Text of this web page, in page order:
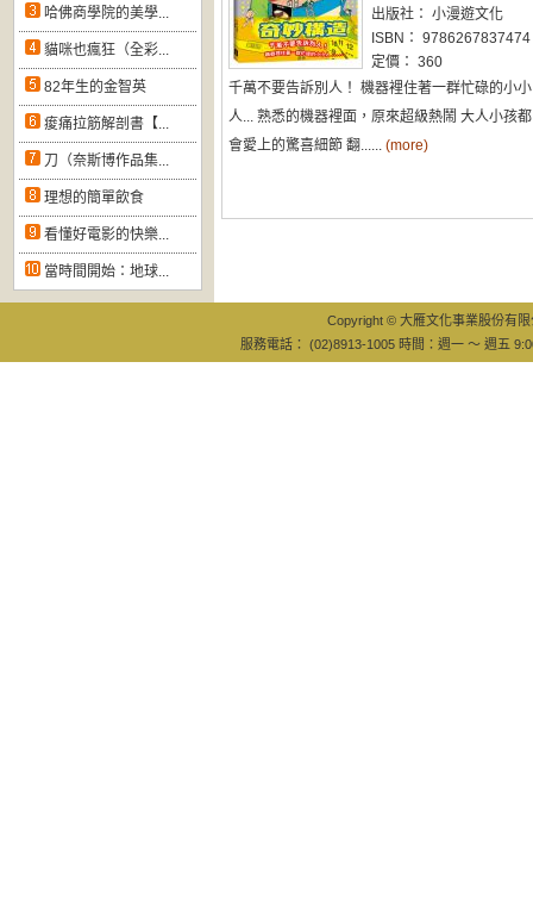
哈佛商學院的美學...
貓咪也瘋狂（全彩...
82年生的金智英
痠痛拉筋解剖書【...
刀（奈斯博作品集...
理想的簡單飲食
看懂好電影的快樂...
當時間開始：地球...
出版社： 小漫遊文化
ISBN： 9786267837474
定價： 360
千萬不要告訴別人！ 機器裡住著一群忙碌的小小
人... 熟悉的機器裡面，原來超級熱鬧 大人小孩都
會愛上的驚喜細節 翻...... (more)
Copyright © 大雁文化事業股份有
服務電話： (02)8913-1005 時間：週一 ～ 週五